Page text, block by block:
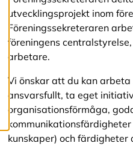
l
a
c
o
o
k
e
s
utvecklingsprojekt inom
Föreningssekreteraren
föreningens
arbetare.
Vi önskar att du kan
ansvarsfullt, ta eget
organisationsförmåga,
kunskaper) och